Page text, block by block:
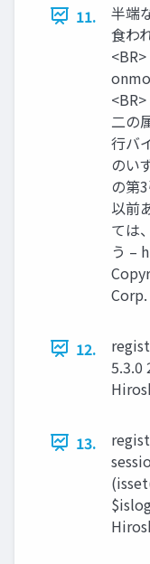
11.
半端
食わ
二の
行バ
のい
の第
以前
ては
う –
12.
5.3.0
13.